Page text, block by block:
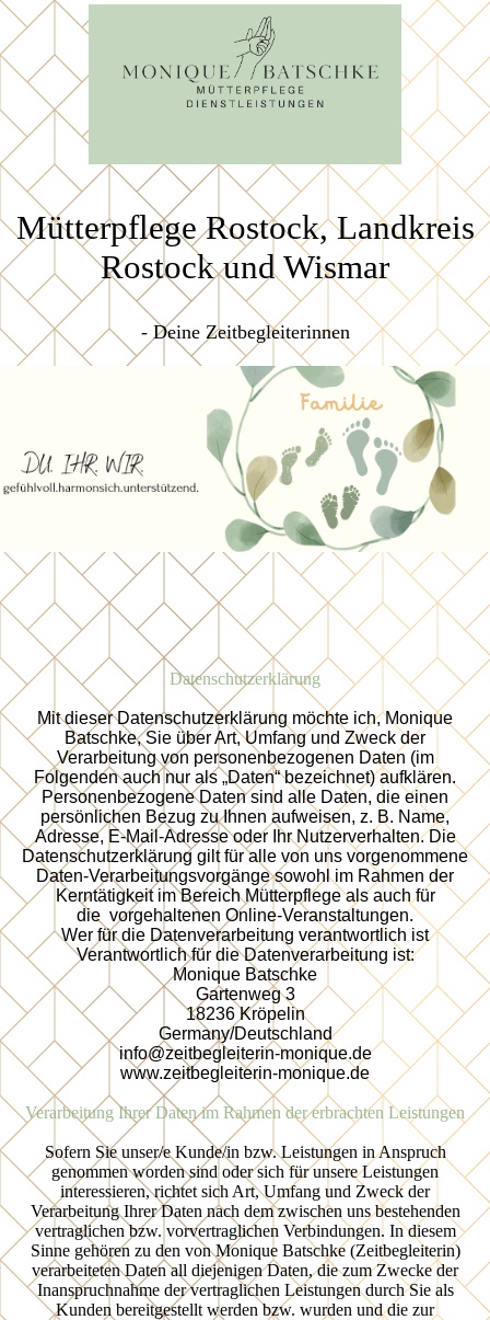
Mütterpflege Rostock, Landkreis
Rostock und Wismar
- Deine Zeitbegleiterinnen
Datenschutzerklärung
Mit dieser Datenschutzerklärung möchte ich, Monique
Batschke, Sie über Art, Umfang und Zweck der
Verarbeitung von personenbezogenen Daten (im
Folgenden auch nur als „Daten“ bezeichnet) aufklären.
Personenbezogene Daten sind alle Daten, die einen
persönlichen Bezug zu Ihnen aufweisen, z. B. Name,
Adresse, E-Mail-Adresse oder Ihr Nutzerverhalten. Die
Datenschutzerklärung gilt für alle von uns vorgenommene
Daten-Verarbeitungsvorgänge sowohl im Rahmen der
Kerntätigkeit im Bereich Mütterpflege als auch für
die vorgehaltenen Online-Veranstaltungen.
Wer für die Datenverarbeitung verantwortlich ist
Verantwortlich für die Datenverarbeitung ist:
Monique Batschke
Gartenweg 3
18236 Kröpelin
Germany/Deutschland
info@zeitbegleiterin-monique.de
www.zeitbegleiterin-monique.de
Verarbeitung Ihrer Daten im Rahmen der erbrachten Leistungen
Sofern Sie unser/e Kunde/in bzw. Leistungen in Anspruch
genommen worden sind oder sich für unsere Leistungen
interessieren, richtet sich Art, Umfang und Zweck der
Verarbeitung Ihrer Daten nach dem zwischen uns bestehenden
vertraglichen bzw. vorvertraglichen Verbindungen. In diesem
Sinne gehören zu den von Monique Batschke (Zeitbegleiterin)
verarbeiteten Daten all diejenigen Daten, die zum Zwecke der
Inanspruchnahme der vertraglichen Leistungen durch Sie als
Kunden bereitgestellt werden bzw. wurden und die zur